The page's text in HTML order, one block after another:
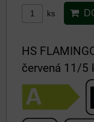
ks
HS
červená 11/5